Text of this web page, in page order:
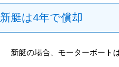
新艇は4年で償却
新艇の場合、モーターボート